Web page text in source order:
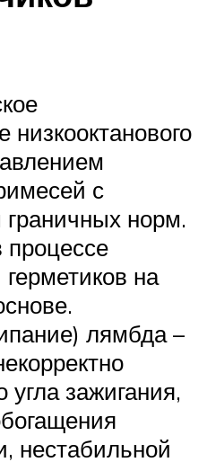
низкооктанового
с
норм.
на
лямбда –
угла зажигания,
нестабильной